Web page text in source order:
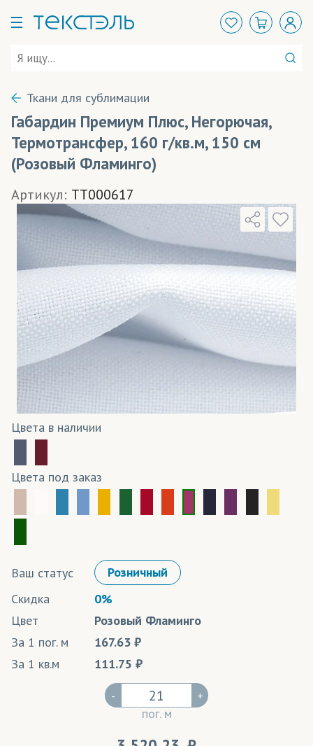
Ткани для сублимации
Габардин Премиум Плюс, Негорючая,
Термотрансфер, 160 г/кв.м, 150 см
(Розовый Фламинго)
Артикул: TT000617
Цвета в наличии
Цвета под заказ
Ваш статус
Розничный
Скидка
0%
Цвет
Розовый Фламинго
За 1 пог. м
167.63
За 1 кв.м
111.75
-
пог. м
+